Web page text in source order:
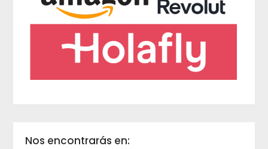
Nos encontrarás en: